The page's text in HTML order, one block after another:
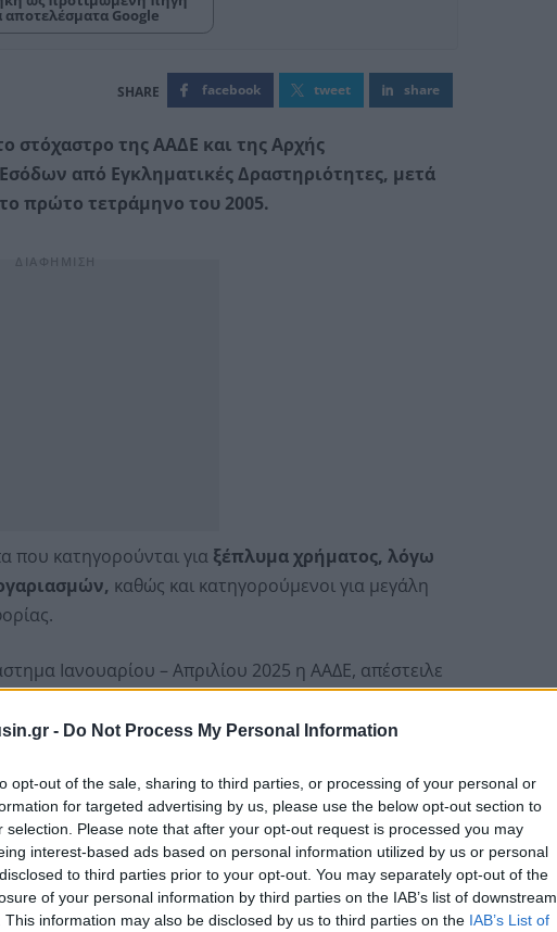
- Do Not Process My Personal Information
opt-out of the sale, sharing to third parties, or processing of your personal or
for targeted advertising by us, please use the below opt-out section to
selection. Please note that after your opt-out request is processed you may
interest-based ads based on personal information utilized by us or personal
to third parties prior to your opt-out. You may separately opt-out of the
of your personal information by third parties on the IAB’s list of downstream
This information may also be disclosed by us to third parties on the IAB’s List of
αποτελέσματα Google
facebook tweet share
στόχαστρο της ΑΑΔΕ και της Αρχής
από Εγκληματικές Δραστηριότητες, μετά
πρώτο τετράμηνο του 2005.
που κατηγορούνται για ξέπλυμα χρήματος, λόγω
καθώς και κατηγορούμενοι για μεγάλη
Ιανουαρίου – Απριλίου 2025 η ΑΑΔΕ, απέστειλε
Εσόδων από Εγκληματικές Δραστηριότητες (ΑΚΝΕΕΔ),
να ελεγχθούν και για «ξέπλυμα»